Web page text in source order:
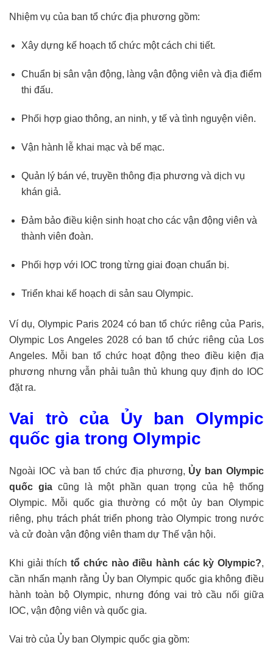
Nhiệm vụ của ban tổ chức địa phương gồm:
Xây dựng kế hoạch tổ chức một cách chi tiết.
Chuẩn bị sân vận động, làng vận động viên và địa điểm
thi đấu.
Phối hợp giao thông, an ninh, y tế và tình nguyện viên.
Vận hành lễ khai mạc và bế mạc.
Quản lý bán vé, truyền thông địa phương và dịch vụ
khán giả.
Đảm bảo điều kiện sinh hoạt cho các vận động viên và
thành viên đoàn.
Phối hợp với IOC trong từng giai đoạn chuẩn bị.
Triển khai kế hoạch di sản sau Olympic.
Ví dụ, Olympic Paris 2024 có ban tổ chức riêng của Paris,
Olympic Los Angeles 2028 có ban tổ chức riêng của Los
Angeles. Mỗi ban tổ chức hoạt động theo điều kiện địa
phương nhưng vẫn phải tuân thủ khung quy định do IOC
đặt ra.
Vai trò của Ủy ban Olympic
quốc gia trong Olympic
Ngoài IOC và ban tổ chức địa phương, Ủy ban Olympic
quốc gia cũng là một phần quan trọng của hệ thống
Olympic. Mỗi quốc gia thường có một ủy ban Olympic
riêng, phụ trách phát triển phong trào Olympic trong nước
và cử đoàn vận động viên tham dự Thế vận hội.
Khi giải thíchtổ chức nào điều hành các kỳ Olympic?,
cần nhấn mạnh rằng Ủy ban Olympic quốc gia không điều
hành toàn bộ Olympic, nhưng đóng vai trò cầu nối giữa
IOC, vận động viên và quốc gia.
Vai trò của Ủy ban Olympic quốc gia gồm: